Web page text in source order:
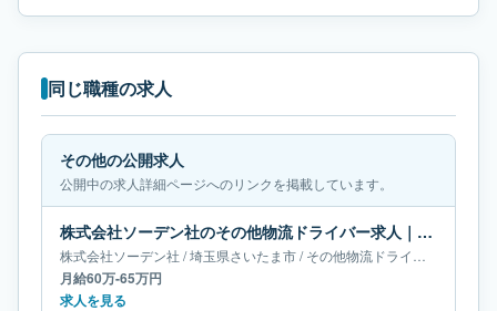
同じ職種の求人
その他の公開求人
公開中の求人詳細ページへのリンクを掲載しています。
株式会社ソーデン社のその他物流ドライバー求人｜埼玉県さいたま市｜月給60万-65万円
株式会社ソーデン社 /埼玉県さいたま市/その他物流ドライバー
月給60万-65万円
求人を見る